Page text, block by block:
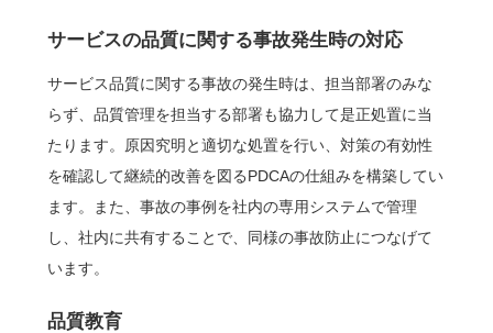
サービスの品質に関する事故発生時の対応
サービス品質に関する事故の発生時は、担当部署のみな
らず、品質管理を担当する部署も協力して是正処置に当
たります。原因究明と適切な処置を行い、対策の有効性
を確認して継続的改善を図るPDCAの仕組みを構築してい
ます。また、事故の事例を社内の専用システムで管理
し、社内に共有することで、同様の事故防止につなげて
います。
品質教育